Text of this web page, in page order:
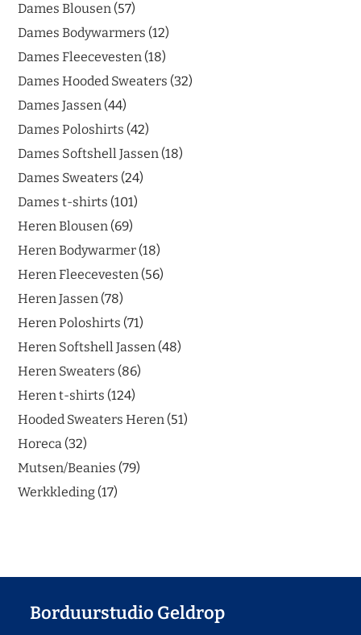
Dames Blousen 57
Dames Bodywarmers 12
Dames Fleecevesten 18
Dames Hooded Sweaters 32
Dames Jassen 44
Dames Poloshirts 42
Dames Softshell Jassen 18
Dames Sweaters 24
Dames t-shirts 101
Heren Blousen 69
Heren Bodywarmer 18
Heren Fleecevesten 56
Heren Jassen 78
Heren Poloshirts 71
Heren Softshell Jassen 48
Heren Sweaters 86
Heren t-shirts 124
Hooded Sweaters Heren 51
Horeca 32
Mutsen/Beanies 79
Werkkleding 17
Borduurstudio Geldrop